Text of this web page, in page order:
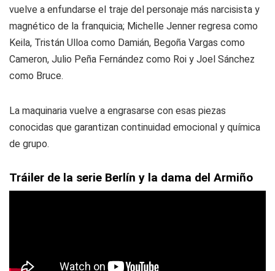
vuelve a enfundarse el traje del personaje más narcisista y
magnético de la franquicia; Michelle Jenner regresa como
Keila, Tristán Ulloa como Damián, Begoña Vargas como
Cameron, Julio Peña Fernández como Roi y Joel Sánchez
como Bruce.
La maquinaria vuelve a engrasarse con esas piezas
conocidas que garantizan continuidad emocional y química
de grupo.
Tráiler de la serie Berlín y la dama del Armiño